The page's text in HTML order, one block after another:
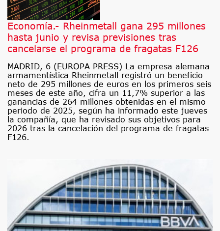
Economía.- Rheinmetall gana 295 millones
hasta junio y revisa previsiones tras
cancelarse el programa de fragatas F126
MADRID, 6 (EUROPA PRESS) La empresa alemana
armamentística Rheinmetall registró un beneficio
neto de 295 millones de euros en los primeros seis
meses de este año, cifra un 11,7% superior a las
ganancias de 264 millones obtenidas en el mismo
periodo de 2025, según ha informado este jueves
la compañía, que ha revisado sus objetivos para
2026 tras la cancelación del programa de fragatas
F126.